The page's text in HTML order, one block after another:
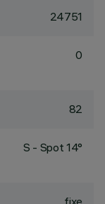
24751
0
82
S - Spot 14°
fixe